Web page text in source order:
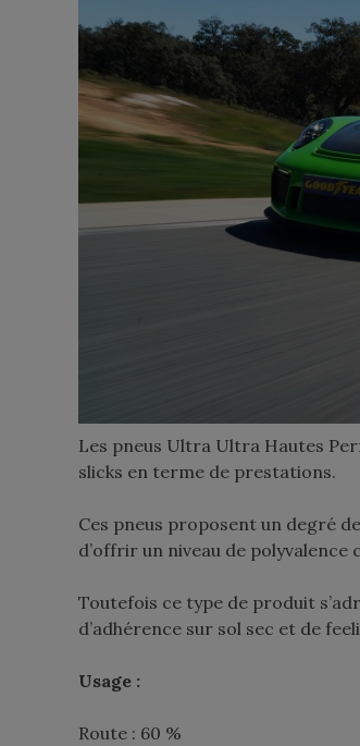
Les pneus Ultra Ultra Hautes
slicks en terme de prestations.
Ces pneus proposent un degré
d’offrir un niveau de
Toutefois ce type de produit
d’adhérence sur sol sec et de
Usage :
Route : 60 %